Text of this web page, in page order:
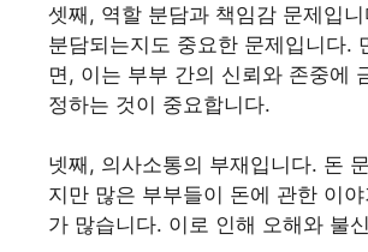
셋째, 역할 분담과 책임감 문제입
분담되는지도 중요한 문제입니다.
면, 이는 부부 간의 신뢰와 존중에
정하는 것이 중요합니다.
넷째, 의사소통의 부재입니다. 돈
지만 많은 부부들이 돈에 관한 이
가 많습니다. 이로 인해 오해와 불